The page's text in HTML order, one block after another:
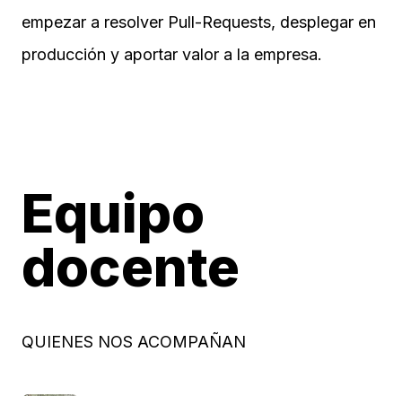
empezar a resolver Pull-Requests, desplegar en
producción y aportar valor a la empresa.
Equipo
docente
QUIENES NOS ACOMPAÑAN